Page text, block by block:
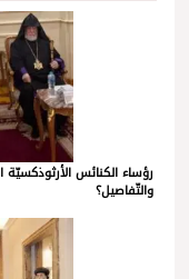
رؤساء الكنائس الأرثوذكسيّة
والتّفاصيل؟